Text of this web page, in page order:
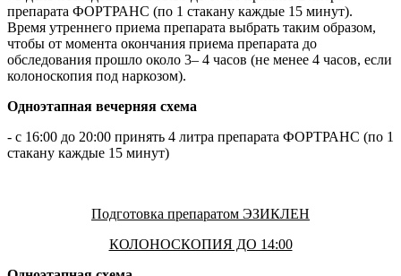
препарата ФОРТРАНС (по 1 стакану каждые 15 минут).
Время утреннего приема препарата выбрать таким образом,
чтобы от момента окончания приема препарата до
обследования прошло около 3– 4 часов (не менее 4 часов, если
колоноскопия под наркозом).
Одноэтапная вечерняя схема
- с 16:00 до 20:00 принять 4 литра препарата ФОРТРАНС (по 1
стакану каждые 15 минут)
Подготовка препаратом ЭЗИКЛЕН
КОЛОНОСКОПИЯ ДО 14:00